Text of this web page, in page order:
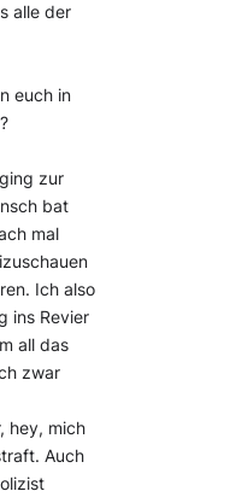
alle der
euch in
zur
bat
mal
Ich also
ins Revier
all das
zwar
hey, mich
Auch